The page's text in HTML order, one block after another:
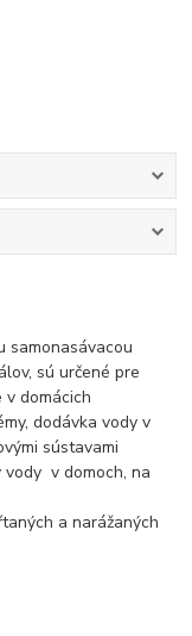
samonasávacou
sú určené pre
domácich
dodávka vody v
sústavami
v domoch, na
a narážaných